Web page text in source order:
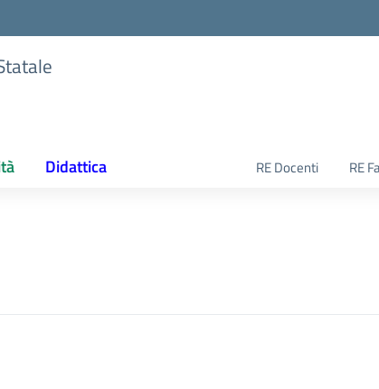
Didattica RE Docenti RE